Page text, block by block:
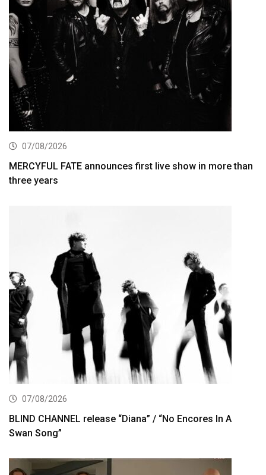
07/08/2026
MERCYFUL FATE announces first live show in more than
three years
07/08/2026
BLIND CHANNEL release “Diana” / “No Encores In A
Swan Song”